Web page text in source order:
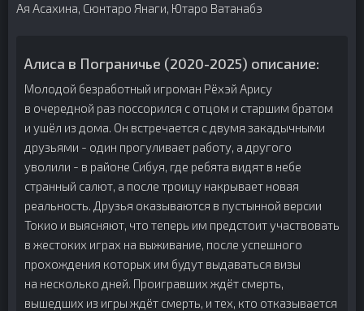
Ая Асахина, Сюнтаро Янаги, Ютаро Ватанабэ
Алиса в Пограничье (2020-2025) описание:
Молодой безработный игроман Рёхэй Арису
в очередной раз поссорился с отцом и старшим братом
и ушёл из дома. Он встречается с двумя закадычными
друзьями - один прогуливает работу, а другого
уволили - в районе Сибуя, где ребята видят в небе
странный салют, а после троицу накрывает новая
реальность. Друзья оказываются в пустынной версии
Токио и выясняют, что теперь им предстоит участвовать
в жестоких играх на выживание, после успешного
прохождения которых им будут выдаваться визы
на несколько дней. Проигравших ждёт смерть,
вышедших из игры ждёт смерть, и тех, кто отказывается